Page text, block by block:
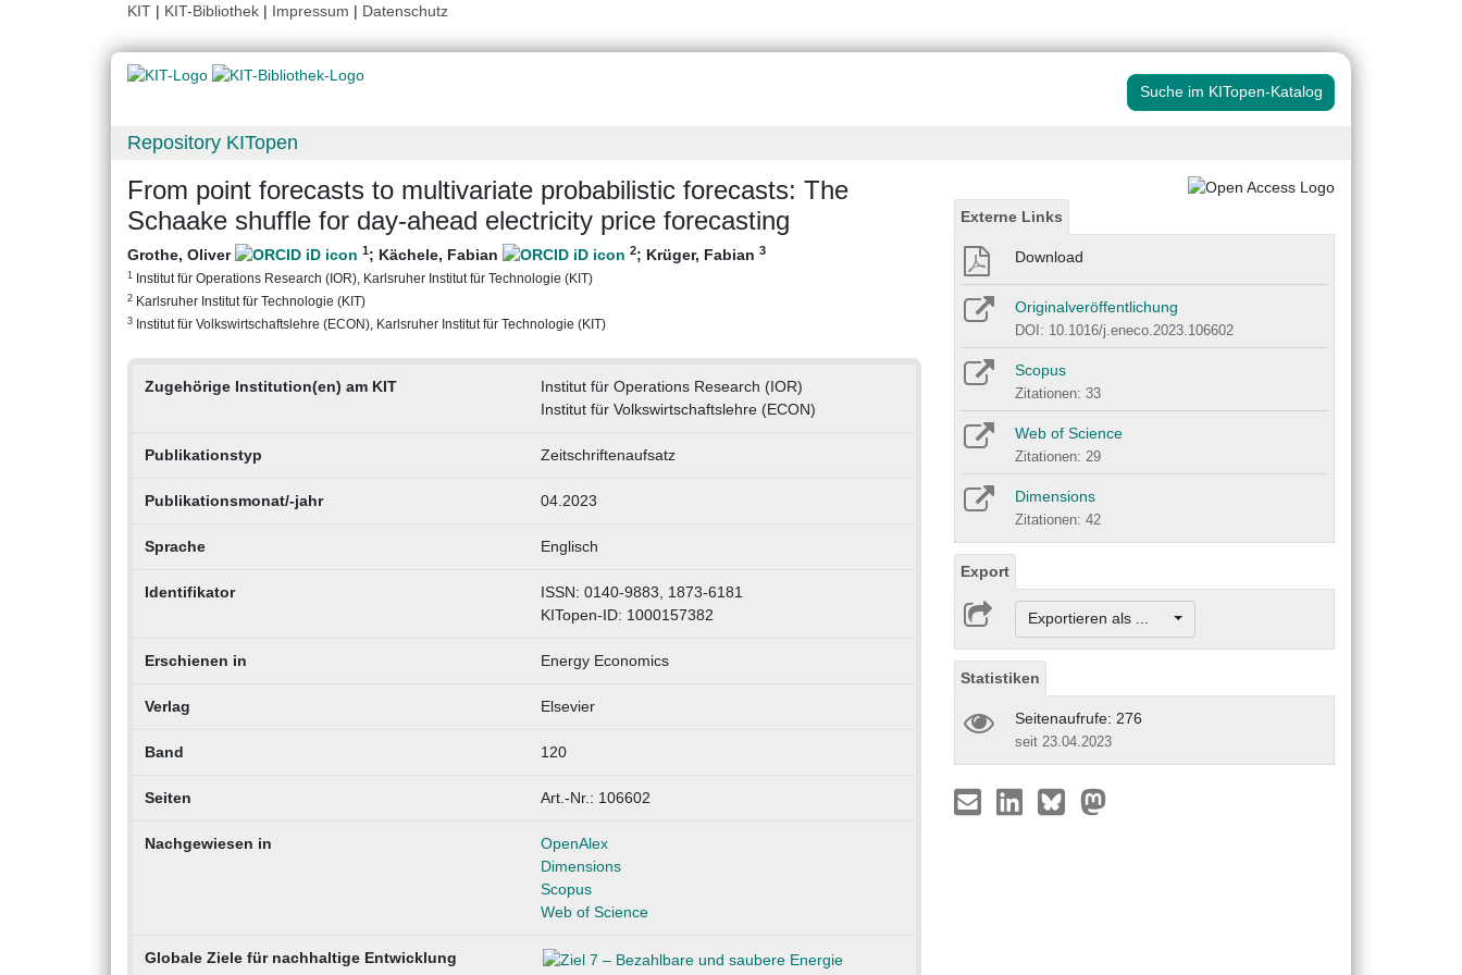
KIT | KIT-Bibliothek | Impressum | Datenschutz
Suche im KITopen-Katalog
Repository KITopen
From point forecasts to multivariate probabilistic forecasts: The
Schaake shuffle for day-ahead electricity price forecasting
Grothe, Oliver 1; Kächele, Fabian 2; Krüger, Fabian 3
1 Institut für Operations Research (IOR), Karlsruher Institut für Technologie (KIT)
2 Karlsruher Institut für Technologie (KIT)
3 Institut für Volkswirtschaftslehre (ECON), Karlsruher Institut für Technologie (KIT)
Zugehörige Institution(en) am KIT
Institut für Operations Research (IOR)
Institut für Volkswirtschaftslehre (ECON)
Publikationstyp Zeitschriftenaufsatz
Publikationsmonat/-jahr 04.2023
Sprache Englisch
Identifikator
ISSN: 0140-9883, 1873-6181
KITopen-ID: 1000157382
Erschienen in Energy Economics
Verlag Elsevier
Band 120
Seiten Art.-Nr.: 106602
Nachgewiesen in
OpenAlex
Dimensions
Scopus
Web of Science
Globale Ziele für nachhaltige Entwicklung
Externe Links
Download
Originalveröffentlichung
DOI: 10.1016/j.eneco.2023.106602
Scopus
Zitationen: 33
Web of Science
Zitationen: 29
Dimensions
Zitationen: 42
Export
Exportieren als ...
Statistiken
Seitenaufrufe: 276
seit 23.04.2023